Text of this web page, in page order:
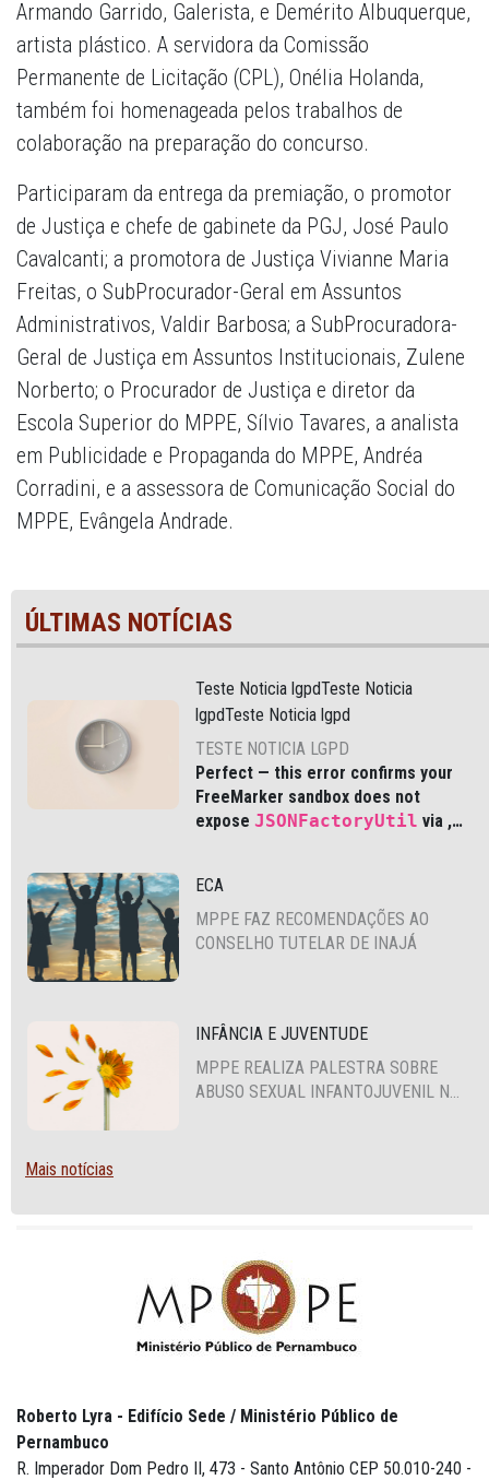
Armando Garrido, Galerista, e Demérito Albuquerque,
artista plástico. A servidora da Comissão
Permanente de Licitação (CPL), Onélia Holanda,
também foi homenageada pelos trabalhos de
colaboração na preparação do concurso.
Participaram da entrega da premiação, o promotor
de Justiça e chefe de gabinete da PGJ, José Paulo
Cavalcanti; a promotora de Justiça Vivianne Maria
Freitas, o SubProcurador-Geral em Assuntos
Administrativos, Valdir Barbosa; a SubProcuradora-
Geral de Justiça em Assuntos Institucionais, Zulene
Norberto; o Procurador de Justiça e diretor da
Escola Superior do MPPE, Sílvio Tavares, a analista
em Publicidade e Propaganda do MPPE, Andréa
Corradini, e a assessora de Comunicação Social do
MPPE, Evângela Andrade.
ÚLTIMAS NOTÍCIAS
Teste Noticia lgpdTeste Noticia
lgpdTeste Noticia lgpd
TESTE NOTICIA LGPD
Perfect — this error confirms your
FreeMarker sandbox does not
exposeJSONFactoryUtil via ,
ECA
MPPE FAZ RECOMENDAÇÕES AO
CONSELHO TUTELAR DE INAJÁ
INFÂNCIA E JUVENTUDE
MPPE REALIZA PALESTRA SOBRE
ABUSO SEXUAL INFANTOJUVENIL NO
Mais notícias
Roberto Lyra - Edifício Sede / Ministério Público de
Pernambuco
R. Imperador Dom Pedro II, 473 - Santo Antônio CEP 50.010-240 -